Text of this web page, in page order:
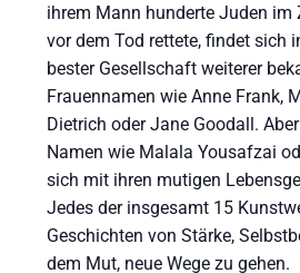
ihrem Mann hunderte Juden im
vor dem Tod rettete, findet sich
bester Gesellschaft weiterer
Frauennamen wie Anne Frank,
Dietrich oder Jane Goodall.
Namen wie Malala Yousafzai
sich mit ihren mutigen
Jedes der insgesamt 15
Geschichten von Stärke,
dem Mut, neue Wege zu gehen.